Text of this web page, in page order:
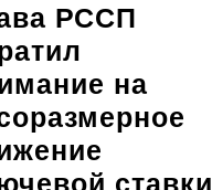
РССП
на
ставки